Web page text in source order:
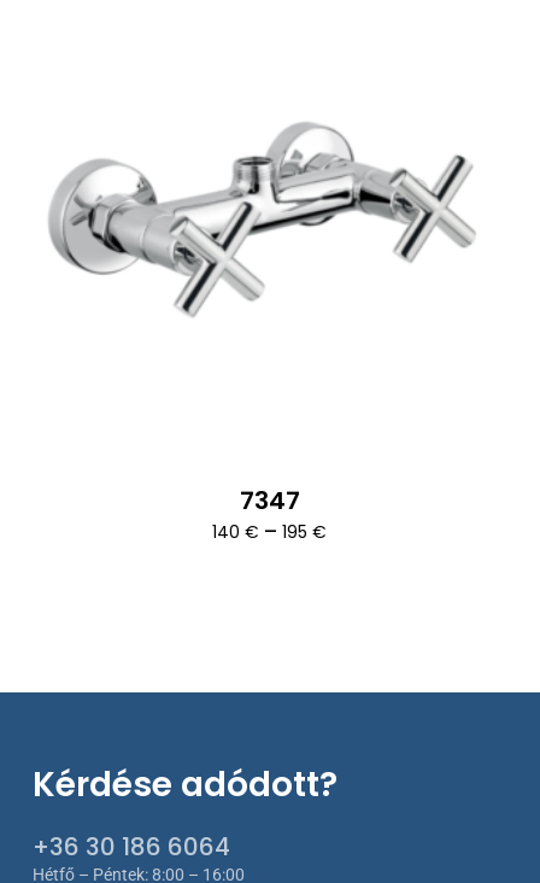
7347
140€ – 195€
Kérdése adódott?
+36 30 186 6064
Hétfő – Péntek: 8:00 – 16:00